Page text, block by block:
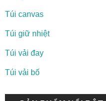
Túi canvas
Túi giữ nhiệt
Túi vải đay
Túi vải bố